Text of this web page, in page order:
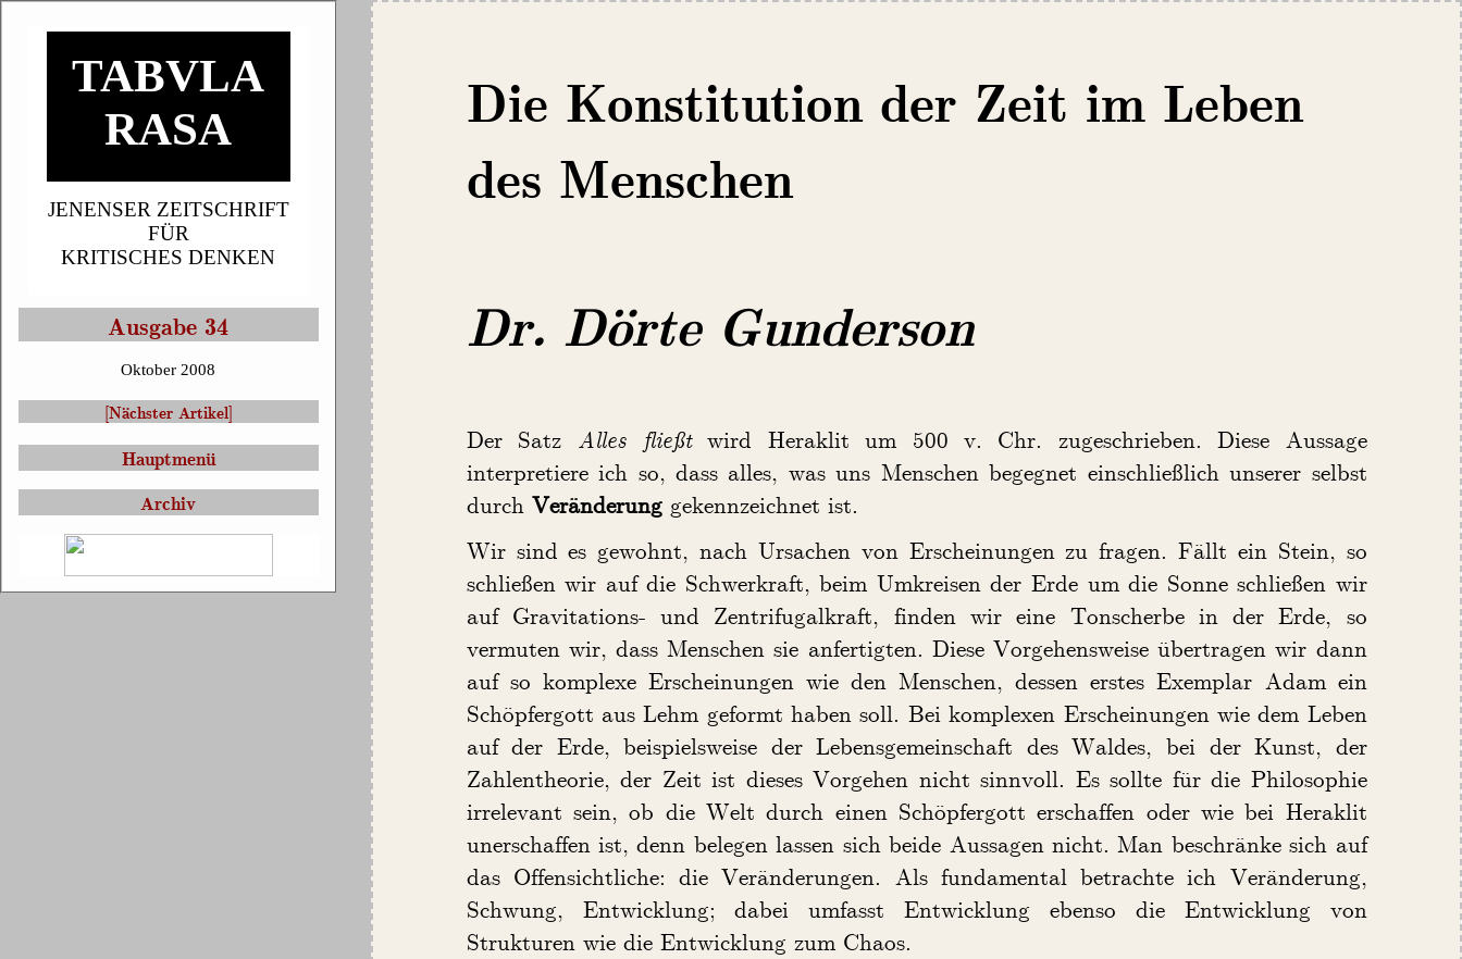
TABVLA
RASA
JENENSER ZEITSCHRIFT
FÜR
KRITISCHES DENKEN
Ausgabe 34
Oktober 2008
[Nächster Artikel]
Hauptmenü
Archiv
Die Konstitution der Zeit im Leben
des Menschen
Dr. Dörte Gunderson
Der Satz Alles fließtwird Heraklit um 500 v. Chr. zugeschrieben. Diese Aussage
interpretiere ich so, dass alles, was uns Menschen begegnet einschließlich unserer selbst
durch Veränderung gekennzeichnet ist.
Wir sind es gewohnt, nach Ursachen von Erscheinungen zu fragen. Fällt ein Stein, so
schließen wir auf die Schwerkraft, beim Umkreisen der Erde um die Sonne schließen wir
auf Gravitations- und Zentrifugalkraft, finden wir eine Tonscherbe in der Erde, so
vermuten wir, dass Menschen sie anfertigten. Diese Vorgehensweise übertragen wir dann
auf so komplexe Erscheinungen wie den Menschen, dessen erstes Exemplar Adam ein
Schöpfergott aus Lehm geformt haben soll. Bei komplexen Erscheinungen wie dem Leben
auf der Erde, beispielsweise der Lebensgemeinschaft des Waldes, bei der Kunst, der
Zahlentheorie, der Zeit ist dieses Vorgehen nicht sinnvoll. Es sollte für die Philosophie
irrelevant sein, ob die Welt durch einen Schöpfergott erschaffen oder wie bei Heraklit
unerschaffen ist, denn belegen lassen sich beide Aussagen nicht. Man beschränke sich auf
das Offensichtliche: die Veränderungen. Als fundamental betrachte ich Veränderung,
Schwung, Entwicklung; dabei umfasst Entwicklung ebenso die Entwicklung von
Strukturen wie die Entwicklung zum Chaos.